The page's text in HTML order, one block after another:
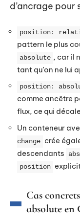
d’ancrage pour
position:
pattern le plus
absolute , car il
tant qu’on ne lui
position:
comme ancêtre
flux, ce qui
Un conteneur
change crée
descendants
position
Cas
absolute en